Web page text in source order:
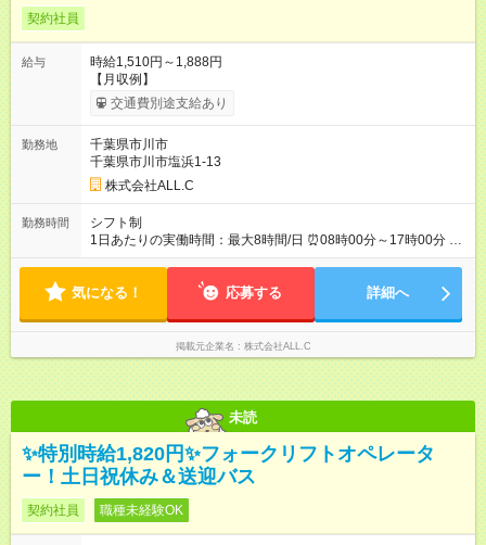
契約社員
給与
時給1,510円～1,888円
【月収例】
交通費別途支給あり
勤務地
千葉県市川市
千葉県市川市塩浜1-13
株式会社ALL.C
勤務時間
シフト制
1日あたりの実働時間：最大8時間/日 ⏰08時00分～17時00分 ⏰
11時00分～20時00分 ☑️上記時間から固定選択 ☑️休憩60分 ☑️残
気になる！ 応募する 詳細へ
掲載元企業名 株式会社ALL.C
未読
✨特別時給1,820円✨フォークリフトオペレータ
ー！土日祝休み＆送迎バス
契約社員 職種未経験OK